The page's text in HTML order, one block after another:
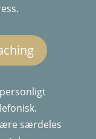
særdeles